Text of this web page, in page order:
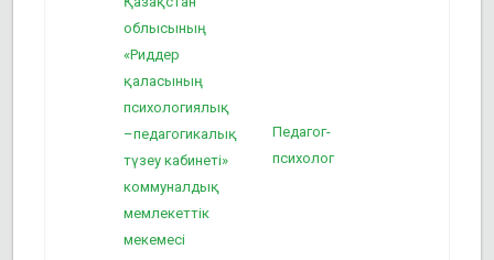
облысының
«Риддер
қаласының
психологиялық
–педагогикалық
түзеу кабинеті»
коммуналдық
мемлекеттік
мекемесі
Педагог-
психолог